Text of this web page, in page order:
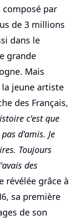
composé par
de 3 millions
dans le
grande
Mais
jeune artiste
des Français,
c'est que
d'amis. Je
Toujours
des
révélée grâce à
sa première
de son